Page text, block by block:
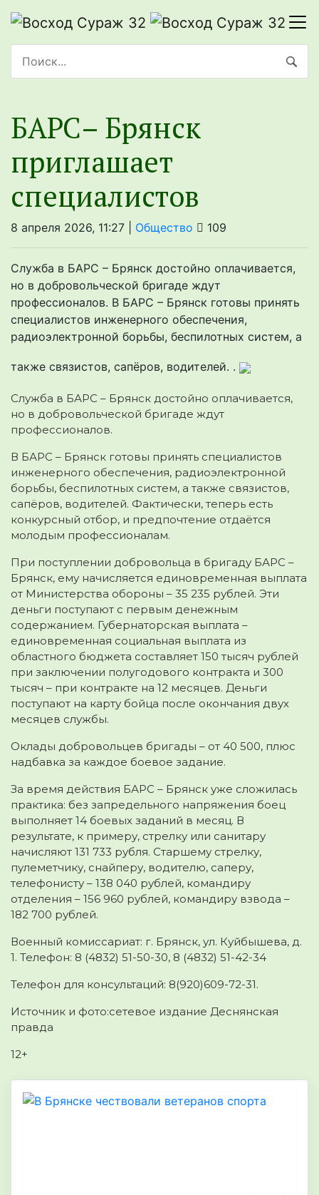
БАРС– Брянcк
приглaшает
cпециaлистoв
8 апреля 2026, 11:27 | Общество 109
Служба в БАРС – Брянск достойно оплачивается,
но в добровольческой бригаде ждут
профессионалов. В БАРС – Брянск готовы принять
специалистов инженерного обеспечения,
радиоэлектронной борьбы, беспилотных систем, а
также связистов, сапёров, водителей. .
Служба в БАРС – Брянск достойно оплачивается,
но в добровольческой бригаде ждут
профессионалов.
В БАРС – Брянск готовы принять специалистов
инженерного обеспечения, радиоэлектронной
борьбы, беспилотных систем, а также связистов,
сапёров, водителей. Фактически, теперь есть
конкурсный отбор, и предпочтение отдаётся
молодым профессионалам.
При поступлении добровольца в бригаду БАРС –
Брянск, ему начисляется единовременная выплата
от Министерства обороны – 35 235 рублей. Эти
деньги поступают с первым денежным
содержанием. Губернаторская выплата –
единовременная социальная выплата из
областного бюджета составляет 150 тысяч рублей
при заключении полугодового контракта и 300
тысяч – при контракте на 12 месяцев. Деньги
поступают на карту бойца после окончания двух
месяцев службы.
Оклады добровольцев бригады – от 40 500, плюс
надбавка за каждое боевое задание.
За время действия БАРС – Брянск уже сложилась
практика: без запредельного напряжения боец
выполняет 14 боевых заданий в месяц. В
результате, к примеру, стрелку или санитару
начисляют 131 733 рубля. Старшему стрелку,
пулеметчику, снайперу, водителю, саперу,
телефонисту – 138 040 рублей, командиру
отделения – 156 960 рублей, командиру взвода –
182 700 рублей.
Военный комиссариат: г. Брянск, ул. Куйбышева, д.
1. Телефон: 8 (4832) 51-50-30, 8 (4832) 51-42-34
Телефон для консультаций: 8(920)609-72-31.
Источник и фото:сетевое издание Деснянская
правда
12+